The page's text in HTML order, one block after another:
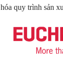
hóa quy trình sản